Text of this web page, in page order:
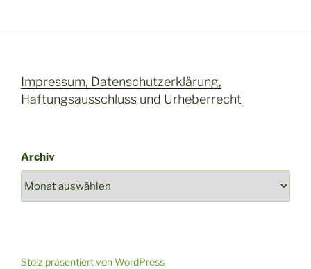
Impressum, Datenschutzerklärung,
Haftungsausschluss und Urheberrecht
Archiv
Stolz präsentiert von WordPress